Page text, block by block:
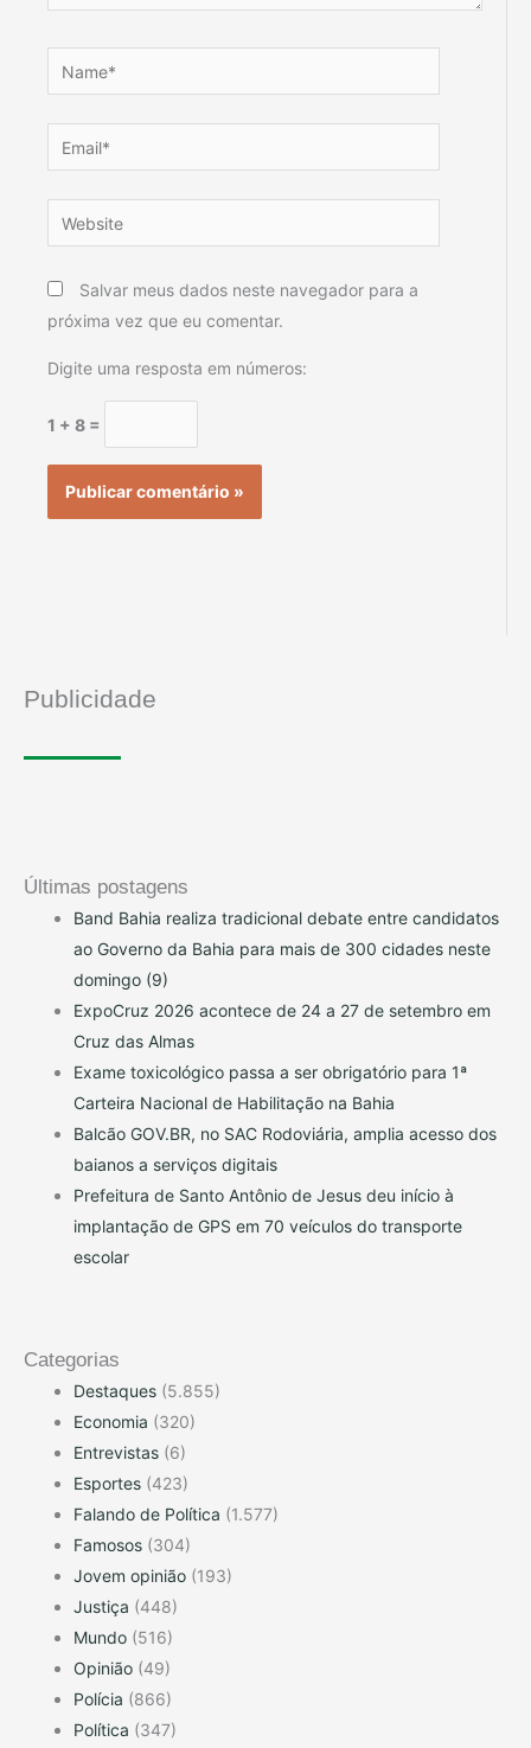
Name*
Email*
Website
Salvar meus dados neste navegador para a
próxima vez que eu comentar.
Digite uma resposta em números:
1 + 8 =
Publicidade
Últimas postagens
Band Bahia realiza tradicional debate entre candidatos
ao Governo da Bahia para mais de 300 cidades neste
domingo (9)
ExpoCruz 2026 acontece de 24 a 27 de setembro em
Cruz das Almas
Exame toxicológico passa a ser obrigatório para 1ª
Carteira Nacional de Habilitação na Bahia
Balcão GOV.BR, no SAC Rodoviária, amplia acesso dos
baianos a serviços digitais
Prefeitura de Santo Antônio de Jesus deu início à
implantação de GPS em 70 veículos do transporte
escolar
Categorias
Destaques (5.855)
Economia (320)
Entrevistas (6)
Esportes (423)
Falando de Política (1.577)
Famosos (304)
Jovem opinião (193)
Justiça (448)
Mundo (516)
Opinião (49)
Polícia (866)
Política (347)